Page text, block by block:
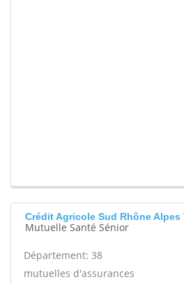
Crédit Agricole Sud Rhône Alpes
Mutuelle Santé Sénior
Département: 38
mutuelles d'assurances